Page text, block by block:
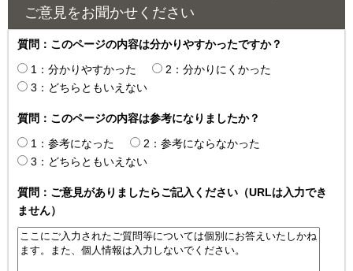
ご意見をお聞かせください
質問：このページの内容は分かりやすかったですか？
1：分かりやすかった
2：分かりにくかった
3：どちらともいえない
質問：このページの内容は参考になりましたか？
1：参考になった
2：参考にならなかった
3：どちらともいえない
質問：ご意見がありましたらご記入ください（URLは入力でき
ません）